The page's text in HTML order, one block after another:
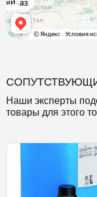
Наши эксперты
товары для этого